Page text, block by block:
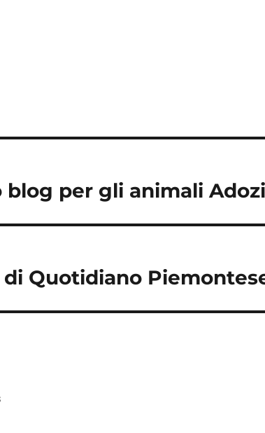
blog per gli animali
Quotidiano